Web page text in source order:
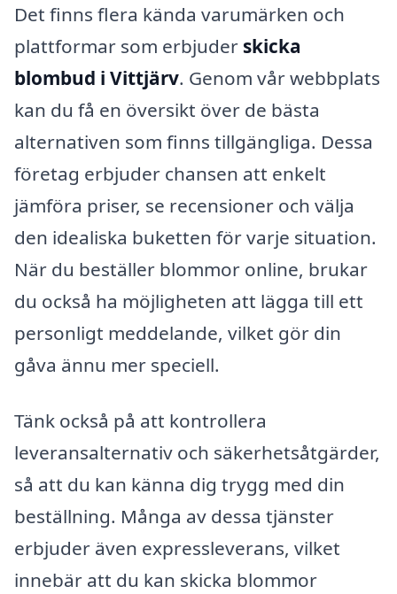
Det finns flera kända varumärken och
plattformar som erbjuder skicka
blombud i Vittjärv. Genom vår webbplats
kan du få en översikt över de bästa
alternativen som finns tillgängliga. Dessa
företag erbjuder chansen att enkelt
jämföra priser, se recensioner och välja
den idealiska buketten för varje situation.
När du beställer blommor online, brukar
du också ha möjligheten att lägga till ett
personligt meddelande, vilket gör din
gåva ännu mer speciell.
Tänk också på att kontrollera
leveransalternativ och säkerhetsåtgärder,
så att du kan känna dig trygg med din
beställning. Många av dessa tjänster
erbjuder även expressleverans, vilket
innebär att du kan skicka blommor